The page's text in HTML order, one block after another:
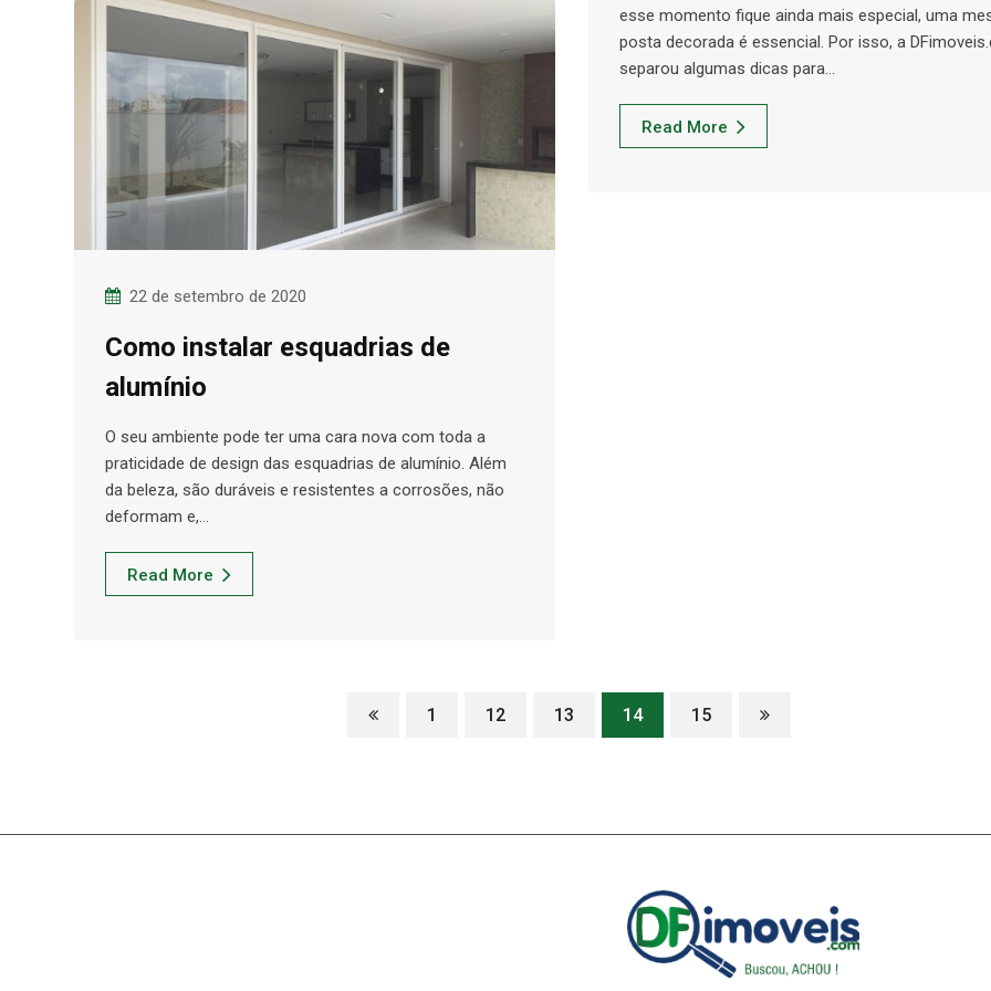
esse momento fique ainda mais especial, uma
posta decorada é essencial. Por isso, a
separou algumas dicas para…
Read More
22 de setembro de 2020
Como instalar esquadrias de
alumínio
O seu ambiente pode ter uma cara nova com toda a
praticidade de design das esquadrias de alumínio. Além
da beleza, são duráveis e resistentes a corrosões, não
deformam e,…
Read More
1 12 13 14 15